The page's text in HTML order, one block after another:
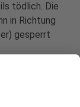
tödlich. Die
in Richtung
gesperrt
verletzt
an der